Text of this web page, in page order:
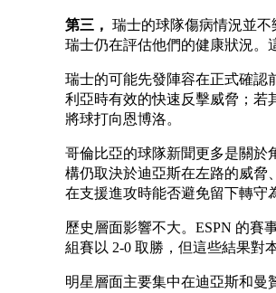
第三， 瑞士的球隊傷病情況並不
瑞士仍在評估他們的健康狀況。
瑞士的可能先發陣容在正式確認
利亞時有效的快速反擊威脅；若
將球打向恩博洛。
哥倫比亞的球隊新聞更多是關於
構仍取決於迪亞斯在左路的威脅
在支援進攻時能否避免留下轉守
歷史層面影響不大。ESPN 的賽
組賽以 2-0 取勝，但這些結果對
明星層面主要集中在迪亞斯和曼